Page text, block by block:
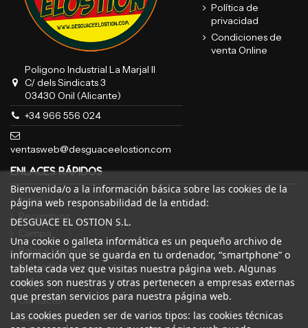
Poligono Industrial La Marjal II
C/ dels Sindicats 3
03430 Onil (Alicante)
+34 966 556 024
ventasweb@desguaceelostion.com
Política de
privacidad
Condiciones de
venta Online
ENLACES RÁPIDOS
Inicio
Recambios
Bajas y tasaciones
Sobre Nosotros
Blog
Contacto
Canal Ético
Bienvenida/o a la información básica sobre las cookies de la
página web responsabilidad de la entidad:
DESGUACE EL OSTION S.L.
Una cookie o galleta informática es un pequeño archivo de
información que se guarda en tu ordenador, “smartphone” o
tableta cada vez que visitas nuestra página web. Algunas
cookies son nuestras y otras pertenecen a empresas externas
que prestan servicios para nuestra página web.
Las cookies pueden ser de varios tipos: las cookies técnicas